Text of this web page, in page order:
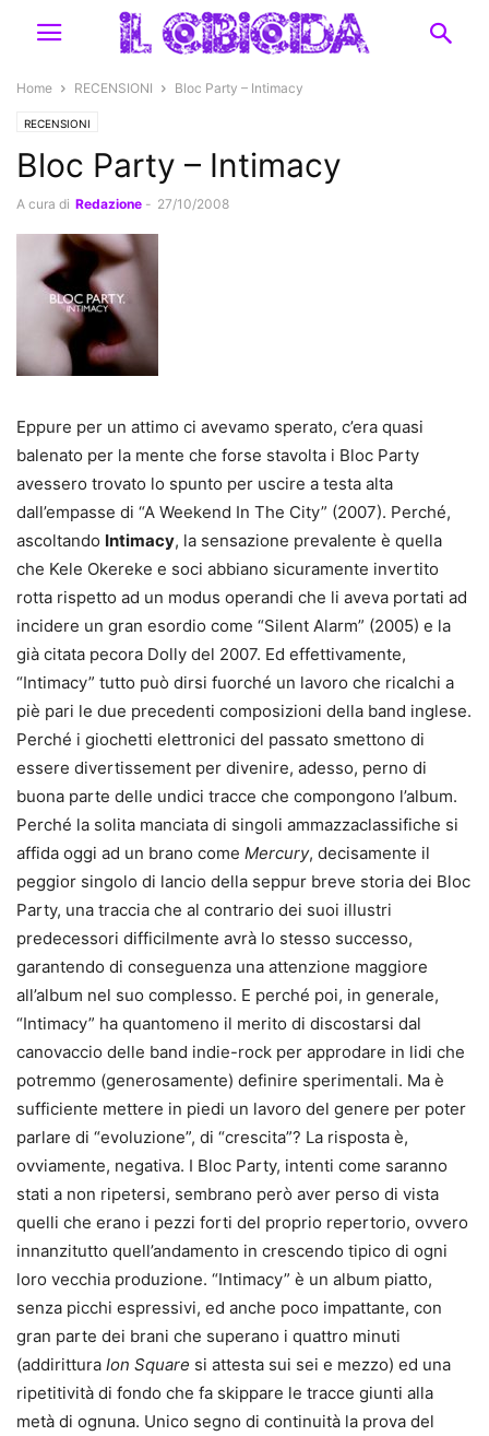
Home RECENSIONI Bloc Party – Intimacy
RECENSIONI
Bloc Party – Intimacy
A cura di Redazione - 27/10/2008
Eppure per un attimo ci avevamo sperato, c’era quasi
balenato per la mente che forse stavolta i Bloc Party
avessero trovato lo spunto per uscire a testa alta
dall’empasse di “A Weekend In The City” (2007). Perché,
ascoltando Intimacy, la sensazione prevalente è quella
che Kele Okereke e soci abbiano sicuramente invertito
rotta rispetto ad un modus operandi che li aveva portati ad
incidere un gran esordio come “Silent Alarm” (2005) e la
già citata pecora Dolly del 2007. Ed effettivamente,
“Intimacy” tutto può dirsi fuorché un lavoro che ricalchi a
piè pari le due precedenti composizioni della band inglese.
Perché i giochetti elettronici del passato smettono di
essere divertissement per divenire, adesso, perno di
buona parte delle undici tracce che compongono l’album.
Perché la solita manciata di singoli ammazzaclassifiche si
affida oggi ad un brano come Mercury, decisamente il
peggior singolo di lancio della seppur breve storia dei Bloc
Party, una traccia che al contrario dei suoi illustri
predecessori difficilmente avrà lo stesso successo,
garantendo di conseguenza una attenzione maggiore
all’album nel suo complesso. E perché poi, in generale,
“Intimacy” ha quantomeno il merito di discostarsi dal
canovaccio delle band indie-rock per approdare in lidi che
potremmo (generosamente) definire sperimentali. Ma è
sufficiente mettere in piedi un lavoro del genere per poter
parlare di “evoluzione”, di “crescita”? La risposta è,
ovviamente, negativa. I Bloc Party, intenti come saranno
stati a non ripetersi, sembrano però aver perso di vista
quelli che erano i pezzi forti del proprio repertorio, ovvero
innanzitutto quell’andamento in crescendo tipico di ogni
loro vecchia produzione. “Intimacy” è un album piatto,
senza picchi espressivi, ed anche poco impattante, con
gran parte dei brani che superano i quattro minuti
(addirittura Ion Square si attesta sui sei e mezzo) ed una
ripetitività di fondo che fa skippare le tracce giunti alla
metà di ognuna. Unico segno di continuità la prova del